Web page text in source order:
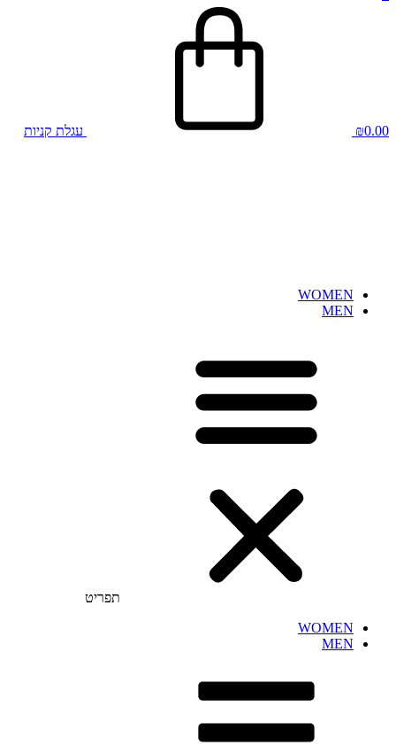
₪0.00 עגלת קניות
WOMEN
MEN
תפריט
WOMEN
MEN